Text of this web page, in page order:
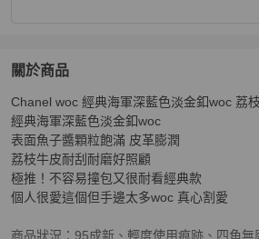
關於商品
關於Chanel woc 經典海軍深藍色淡金
Chanel woc 經典海軍深藍色淡金釦woc 荔
經典海軍深藍色淡金釦woc
表面魚子醬顆粒飽滿 皮革膨潤
荔枝牛皮耐刮耐磨好照顧
極推！不容易撞包又很耐看經典款
個人很愛這個但手邊太多woc 真心割愛
商品狀況：95成新、輕度使用痕跡、四角無